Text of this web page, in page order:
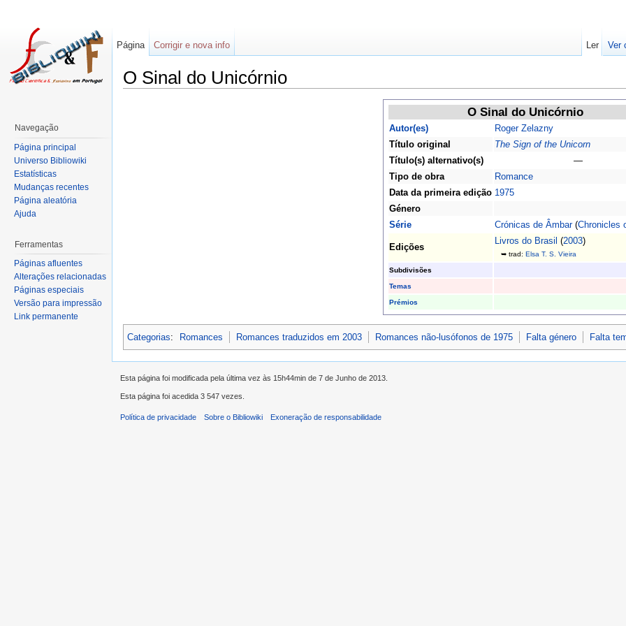
O Sinal do Unicórnio
O Sinal do Unicórnio
Autor(es)
Roger Zelazny
Título original
The Sign of the Unicorn
Título(s) alternativo(s)
—
Tipo de obra
Romance
Data da primeira edição 1975
Género
Série
Crónicas de Âmbar(Chronicles
Edições
Livros do Brasil (2003)
➥ trad: Elsa T. S. Vieira
Subdivisões
Temas
Prémios
Categorias: Romances Romances traduzidos em 2003 Romances não-lusófonos de 1975 Falta género Falta
Página Corrigir e nova info Ler Ver
Navegação
Página principal
Universo Bibliowiki
Estatísticas
Mudanças recentes
Página aleatória
Ajuda
Ferramentas
Páginas afluentes
Alterações relacionadas
Páginas especiais
Versão para impressão
Link permanente
Esta página foi modificada pela última vez às 15h44min de 7 de Junho de 2013.
Esta página foi acedida 3 547 vezes.
Política de privacidade Sobre o Bibliowiki Exoneração de responsabilidade